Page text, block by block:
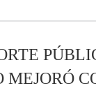
MEJORÓ